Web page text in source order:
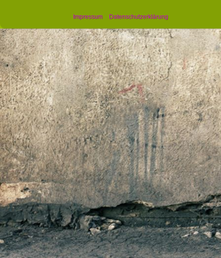
Impressum Datenschutzerklärung